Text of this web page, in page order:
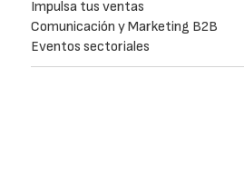
Impulsa tus ventas
Comunicación y Marketing B2B
Eventos sectoriales